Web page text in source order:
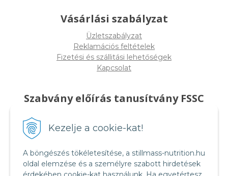
Kezelje a cookie-kat!
A böngészés tökéletesítése, a stillmass-nutrition.hu
oldal elemzése és a személyre szabott hirdetések
Vásárlási szabályzat
Üzletszabályzat
Reklamációs feltételek
Fizetési és szállitási lehetőségek
Kapcsolat
Szabvány előírás tanusítvány FSSC